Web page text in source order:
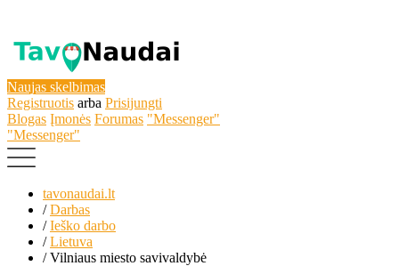
Naujas skelbimas
Registruotis arba Prisijungti
Blogas Įmonės Forumas "Messenger"
"Messenger"
tavonaudai.lt
/Darbas
/Ieško darbo
/Lietuva
/Vilniaus miesto savivaldybė